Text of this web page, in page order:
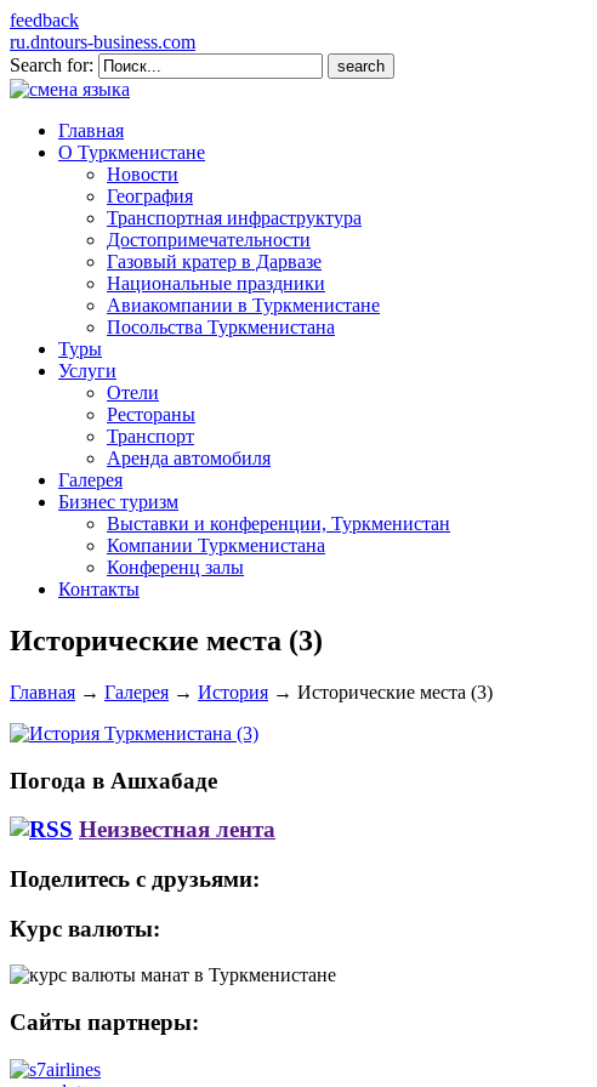
feedback
ru.dntours-business.com
Search for:
Главная
О Туркменистане
Новости
География
Транспортная инфраструктура
Достопримечательности
Газовый кратер в Дарвазе
Национальные праздники
Авиакомпании в Туркменистане
Посольства Туркменистана
Туры
Услуги
Отели
Рестораны
Транспорт
Аренда автомобиля
Галерея
Бизнес туризм
Выставки и конференции, Туркменистан
Компании Туркменистана
Конференц залы
Контакты
Исторические места (3)
Главная → Галерея → История → Исторические места (3)
Погода в Ашхабаде
Неизвестная лента
Поделитесь с друзьями:
Курс валюты:
Сайты партнеры: